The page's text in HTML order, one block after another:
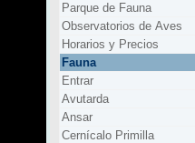
Parque de Fauna
Observatorios de Aves
Horarios y Precios
Fauna
Entrar
Avutarda
Ansar
Cernícalo Primilla